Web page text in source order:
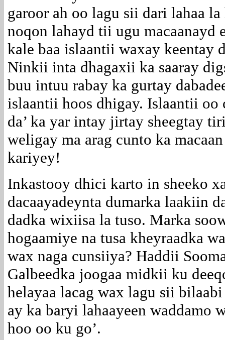
garoor ah oo lagu sii dari lahaa
noqon lahayd tii ugu macaanayd
kale baa islaantii waxay keentay
Ninkii inta dhagaxii ka saaray
buu intuu rabay ka gurtay
islaantii hoos dhigay. Islaantii oo
da’ ka yar intay jirtay sheegtay
weligay ma arag cunto ka
kariyey!
Inkastooy dhici karto in sheeko
dacaayadeynta dumarka laakiin
dadka wixiisa la tuso. Marka
hogaamiye na tusa kheyraadka
wax naga cunsiiya? Haddii
Galbeedka joogaa midkii ku
helayaa lacag wax lagu sii
ay ka baryi lahaayeen waddamo
hoo oo ku go’.